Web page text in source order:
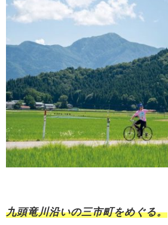
九頭竜川沿いの三市町をめぐる。